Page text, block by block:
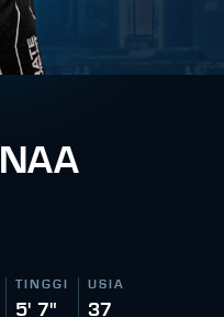
TINGGI
5' 7"
USIA
37